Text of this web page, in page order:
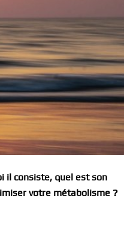
il consiste, quel est son
votre métabolisme ?